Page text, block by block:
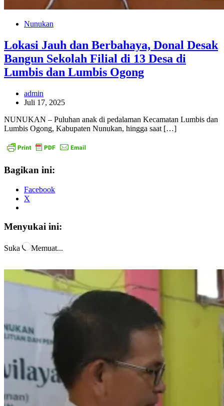
Nunukan
Lokasi Jauh dan Berbahaya, Donal Desak
Bangun Sekolah Filial di 13 Desa di
Lumbis dan Lumbis Ogong
admin
Juli 17, 2025
NUNUKAN – Puluhan anak di pedalaman Kecamatan Lumbis dan
Lumbis Ogong, Kabupaten Nunukan, hingga saat […]
Bagikan ini:
Facebook
X
Menyukai ini:
Suka Memuat...